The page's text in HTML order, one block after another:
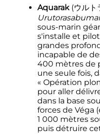
Aquarak (ウルト
sous-marin
s'installe et
grandes
incapable de
400 mètresde
une seule fois,
« Opération
pour aller
dans la base
forces de Véga
1 000 mètres
puis détruire